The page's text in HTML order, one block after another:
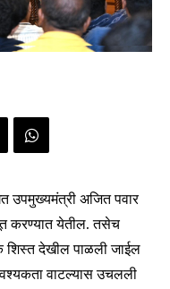
उपमुख्यमंत्री अजित पवार
करण्यात येतील. तसेच
शिस्त देखील पाळली जाईल
वाटल्यास उचलली